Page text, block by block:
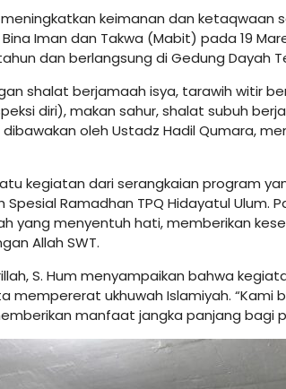
keimanan dan ketaqwaan
Iman dan Takwa (Mabit) pada 19
dan berlangsung di Gedung Dayah
shalat berjamaah isya, tarawih witir
diri), makan sahur, shalat subuh
oleh Ustadz Hadil Qumara,
kegiatan dari serangkaian program
Spesial Ramadhan TPQ Hidayatul
yang menyentuh hati, memberikan
Allah SWT.
S. Hum menyampaikan bahwa
mempererat ukhuwah Islamiyah.
manfaat jangka panjang bagi